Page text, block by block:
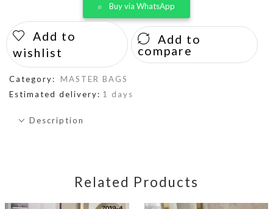
Buy via WhatsApp
Add to
wishlist
Add to
compare
Category:
MASTER BAGS
Estimated delivery: 1 days
Description
Related Products